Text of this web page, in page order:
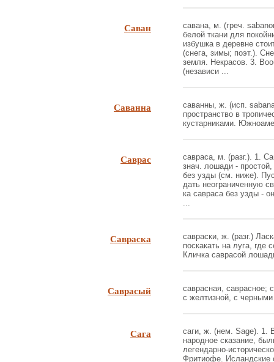
Саван
савана, м. (греч.
белой ткани для
избушка в деревне
(снега, зимы; поэт.).
земля. Некрасов. 3.
(независи ...
Саванна
саванны, ж. (исп.
пространство в
кустарниками.
Саврас
савраса, м. (разг.). 1.
знач. лошади -
без узды (см. ниже).
дать неограниченную
ка савраса без узды -
...
Савраска
савраски, ж. (разг.)
поскакать на луга, где
Кличка саврасой
Саврасый
саврасная, саврасное;
с желтизной, с
Сага
саги, ж. (нем. Sage). 1.
народное сказание,
легендарно-
Фритиофе. Исландские